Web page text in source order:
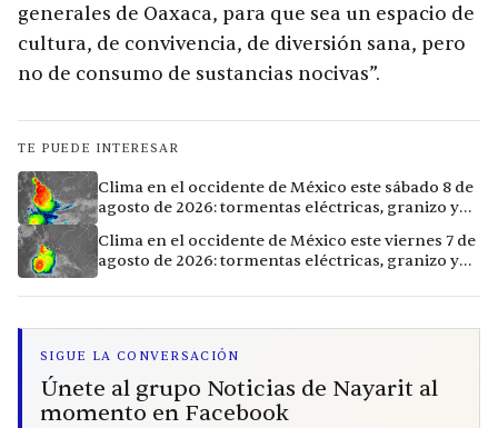
generales de Oaxaca, para que sea un espacio de
cultura, de convivencia, de diversión sana, pero
no de consumo de sustancias nocivas”.
TE PUEDE INTERESAR
Clima en el occidente de México este sábado 8 de
agosto de 2026: tormentas eléctricas, granizo y
Clima en el occidente de México este viernes 7 de
agosto de 2026: tormentas eléctricas, granizo y
SIGUE LA CONVERSACIÓN
Únete al grupo Noticias de Nayarit al
momento en Facebook